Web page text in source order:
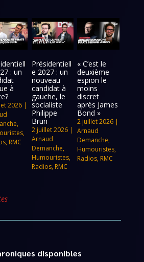
: un
à
2026|
,
,
, RMC
Présidentiell
e 2027 : un
nouveau
candidat à
gauche, le
socialiste
Philippe
Brun
2 juillet 2026|
Arnaud
Demanche,
Humouristes,
Radios, RMC
« C’est le
deuxième
espion le
moins
discret
après James
Bond »
2 juillet 2026 |
Arnaud
Demanche,
Humouristes,
Radios, RMC
disponibles